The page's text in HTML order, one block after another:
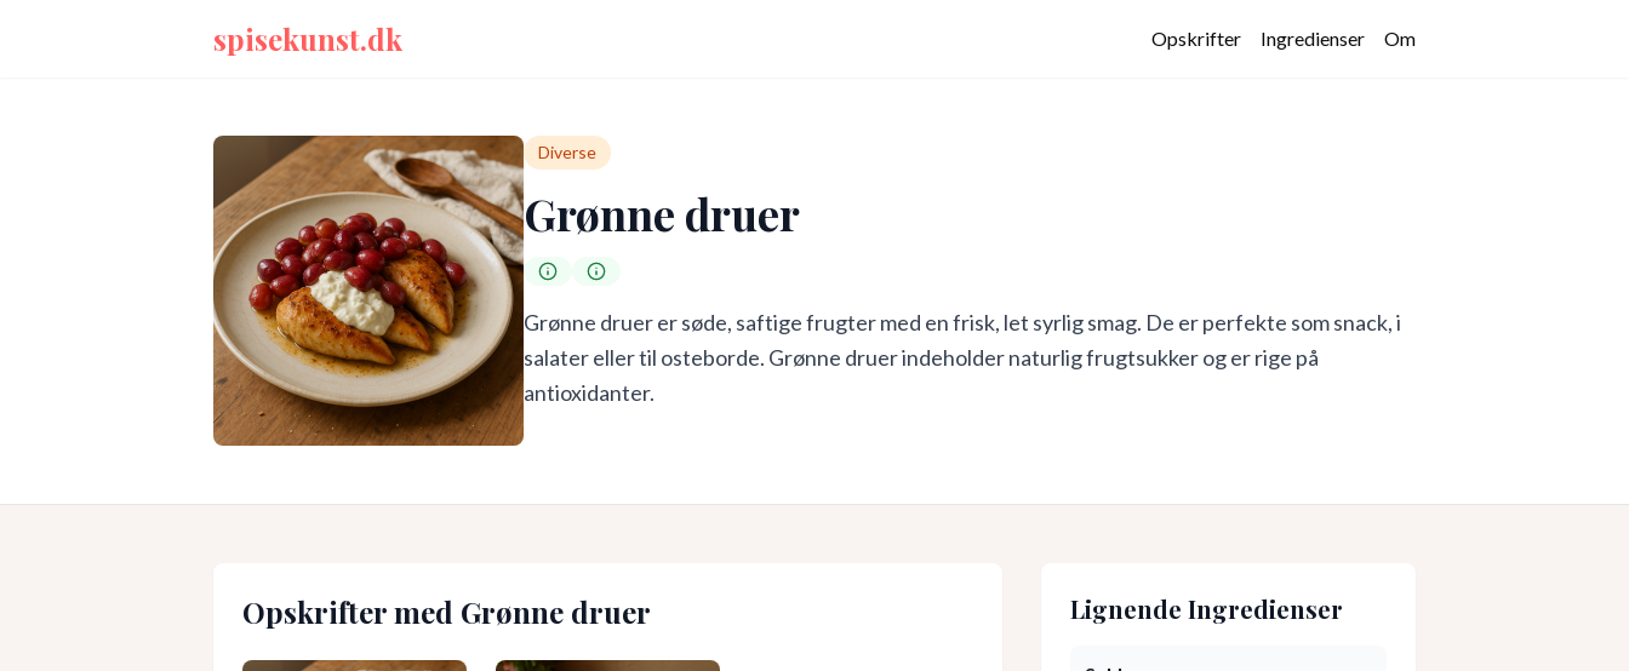
spisekunst.dk Opskrifter Ingredienser Om
Diverse
Grønne druer
Grønne druer er søde, saftige frugter med en frisk, let syrlig smag. De er perfekte som snack, i
salater eller til osteborde. Grønne druer indeholder naturlig frugtsukker og er rige på
antioxidanter.
Opskrifter med Grønne druer Lignende Ingredienser